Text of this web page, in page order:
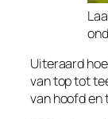
Uiteraard
van top tot
van hoofd en